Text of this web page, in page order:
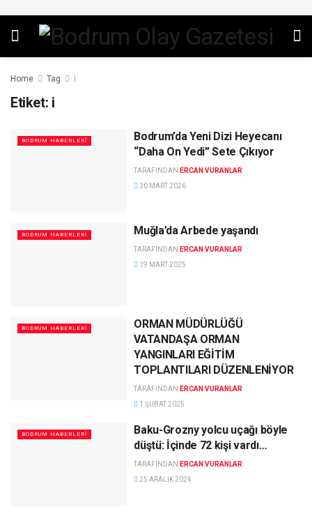
Home Tag i
Etiket: i
BODRUM HABERLERI
Bodrum’da Yeni Dizi Heyecanı
“Daha On Yedi” Sete Çıkıyor
TARAFINDAN ERCAN VURANLAR
30 MART 2026
BODRUM HABERLERI Muğla’da Arbede yaşandı
TARAFINDAN ERCAN VURANLAR
19 MART 2025
BODRUM HABERLERI
ORMAN MÜDÜRLÜĞÜ
VATANDAŞA ORMAN
YANGINLARI EĞİTİM
TOPLANTILARI DÜZENLENİYOR
TARAFINDAN ERCAN VURANLAR
1 ŞUBAT 2025
BODRUM HABERLERI
Baku-Grozny yolcu uçağı böyle
düştü: İçinde 72 kişi vardı…
TARAFINDAN ERCAN VURANLAR
25 ARALIK 2024